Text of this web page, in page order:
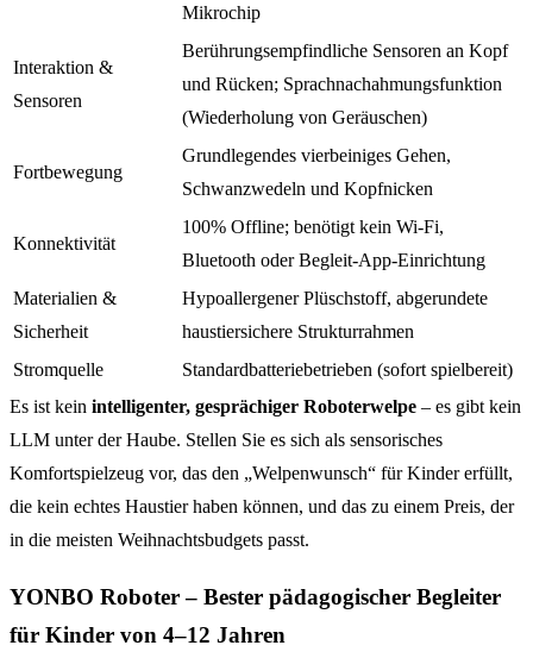
Mikrochip
Interaktion &
Sensoren
Berührungsempfindliche Sensoren an Kopf
und Rücken; Sprachnachahmungsfunktion
(Wiederholung von Geräuschen)
Fortbewegung
Grundlegendes vierbeiniges Gehen,
Schwanzwedeln und Kopfnicken
Konnektivität
100% Offline; benötigt kein Wi-Fi,
Bluetooth oder Begleit-App-Einrichtung
Materialien &
Sicherheit
Hypoallergener Plüschstoff, abgerundete
haustiersichere Strukturrahmen
Stromquelle
Standardbatteriebetrieben (sofort spielbereit)
Es ist kein intelligenter, gesprächiger Roboterwelpe – es gibt kein
LLM unter der Haube. Stellen Sie es sich als sensorisches
Komfortspielzeug vor, das den „Welpenwunsch“ für Kinder erfüllt,
die kein echtes Haustier haben können, und das zu einem Preis, der
in die meisten Weihnachtsbudgets passt.
YONBO Roboter – Bester pädagogischer Begleiter
für Kinder von 4–12 Jahren